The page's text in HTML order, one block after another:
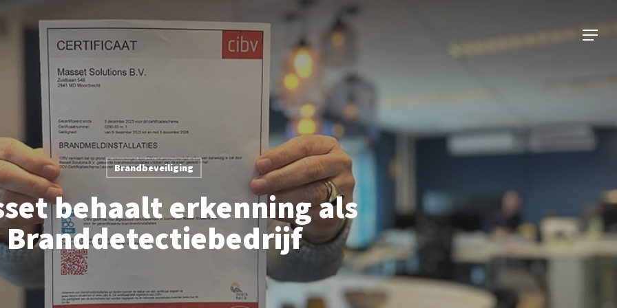
Menu
Brandbeveiliging
behaalt erkenning als
Branddetectiebedrijf